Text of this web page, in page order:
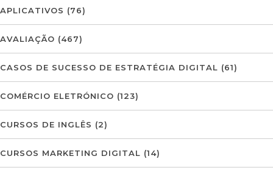
APLICATIVOS (76)
AVALIAÇÃO (467)
CASOS DE SUCESSO DE ESTRATÉGIA DIGITAL (61)
COMÉRCIO ELETRÓNICO (123)
CURSOS DE INGLÊS (2)
CURSOS MARKETING DIGITAL (14)